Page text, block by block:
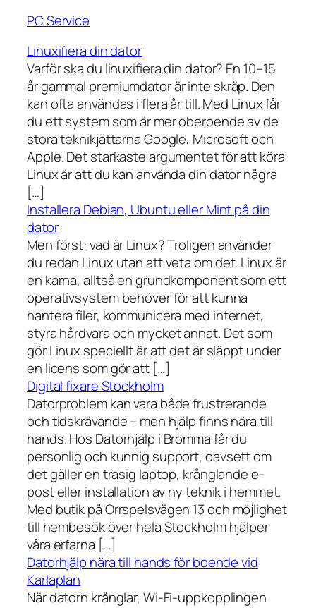
PC Service
Linuxifiera din dator
Varför ska du linuxifiera din dator? En 10–15
år gammal premiumdator är inte skräp. Den
kan ofta användas i flera år till. Med Linux får
du ett system som är mer oberoende av de
stora teknikjättarna Google, Microsoft och
Apple. Det starkaste argumentet för att köra
Linux är att du kan använda din dator några
[…]
Installera Debian, Ubuntu eller Mint på din
dator
Men först: vad är Linux? Troligen använder
du redan Linux utan att veta om det. Linux är
en kärna, alltså en grundkomponent som ett
operativsystem behöver för att kunna
hantera filer, kommunicera med internet,
styra hårdvara och mycket annat. Det som
gör Linux speciellt är att det är släppt under
en licens som gör att […]
Digital fixare Stockholm
Datorproblem kan vara både frustrerande
och tidskrävande – men hjälp finns nära till
hands. Hos Datorhjälp i Bromma får du
personlig och kunnig support, oavsett om
det gäller en trasig laptop, krånglande e-
post eller installation av ny teknik i hemmet.
Med butik på Orrspelsvägen 13 och möjlighet
till hembesök över hela Stockholm hjälper
våra erfarna […]
Datorhjälp nära till hands för boende vid
Karlaplan
När datorn krånglar, Wi-Fi-uppkopplingen